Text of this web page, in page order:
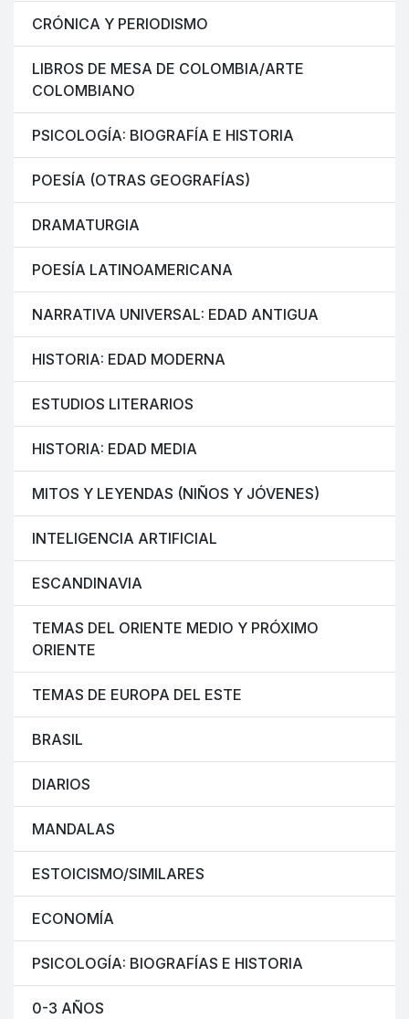
CRÓNICA Y PERIODISMO
LIBROS DE MESA DE COLOMBIA/ARTE
COLOMBIANO
PSICOLOGÍA: BIOGRAFÍA E HISTORIA
POESÍA (OTRAS GEOGRAFÍAS)
DRAMATURGIA
POESÍA LATINOAMERICANA
NARRATIVA UNIVERSAL: EDAD ANTIGUA
HISTORIA: EDAD MODERNA
ESTUDIOS LITERARIOS
HISTORIA: EDAD MEDIA
MITOS Y LEYENDAS (NIÑOS Y JÓVENES)
INTELIGENCIA ARTIFICIAL
ESCANDINAVIA
TEMAS DEL ORIENTE MEDIO Y PRÓXIMO
ORIENTE
TEMAS DE EUROPA DEL ESTE
BRASIL
DIARIOS
MANDALAS
ESTOICISMO/SIMILARES
ECONOMÍA
PSICOLOGÍA: BIOGRAFÍAS E HISTORIA
0-3 AÑOS